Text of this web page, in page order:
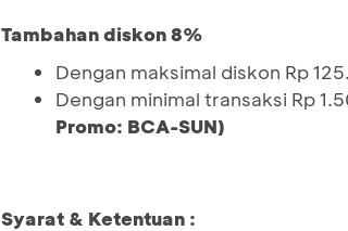
Tambahan diskon 8%
Dengan maksimal diskon Rp
Dengan minimal transaksi Rp
Promo: BCA-SUN)
Syarat & Ketentuan :